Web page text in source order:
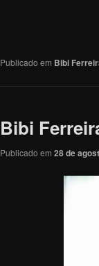
Publicado em Bibi
Bibi
Publicado em 28 de